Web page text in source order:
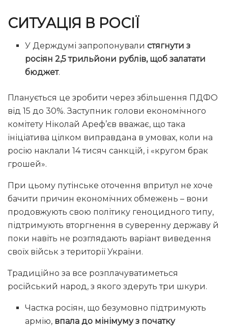
СИТУАЦІЯ В РОСІЇ
У Держдумі запропонувалистягнути з
росіян 2,5 трильйони рублів, щоб залатати
бюджет.
Планується це зробити через збільшення ПДФО
від 15 до 30%. Заступник голови економічного
комітету Ніколай Ареф’єв вважає, що така
ініціатива цілком виправдана в умовах, коли на
росію наклали 14 тисяч санкцій, і «кругом брак
грошей».
При цьому путінське оточення впритул не хоче
бачити причин економічних обмежень – вони
продовжують свою політику геноцидного типу,
підтримують вторгнення в суверенну державу й
поки навіть не розглядають варіант виведення
своїх військ з території України.
Традиційно за все розплачуватиметься
російський народ, з якого здеруть три шкури.
Частка росіян, що безумовно підтримують
армію, впала до мінімуму з початку